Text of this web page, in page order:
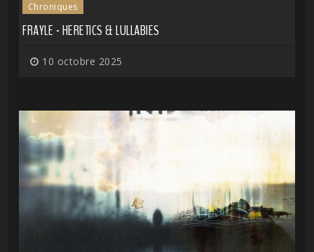
Chroniques
FRAYLE - HERETICS & LULLABIES
10 octobre 2025